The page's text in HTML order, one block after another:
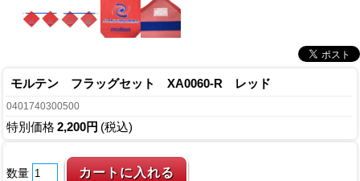
モルテン フラッグセット XA0060-R レッド
0401740300500
特別価格 2,200円 (税込)
数量